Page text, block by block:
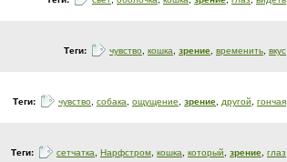
Теги: чувство, кошка, зрение, временить, вкус
Теги: чувство, собака, ощущение, зрение, другой, гончая
Теги: сетчатка, Нарфстром, кошка, который, зрение, глаз